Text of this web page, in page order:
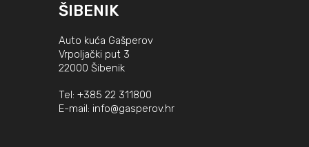
ŠIBENIK
Auto kuća Gašperov
Vrpoljački put 3
22000 Šibenik
Tel: +385 22 311800
E-mail: info@gasperov.hr